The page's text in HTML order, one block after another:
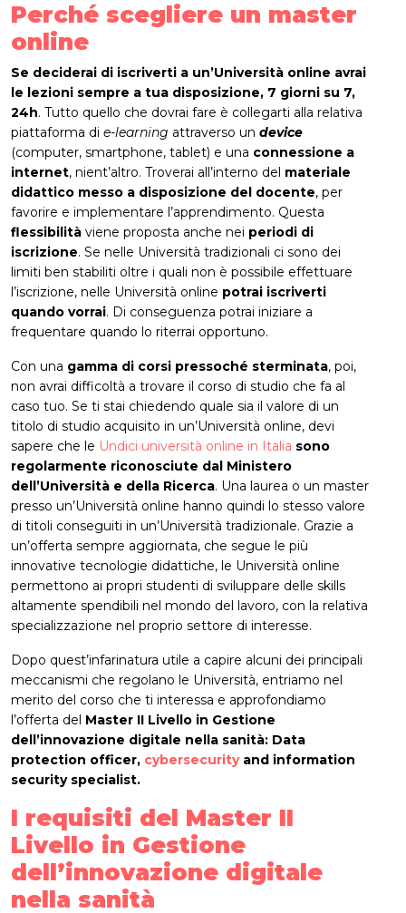
Perché scegliere un master
online
Se deciderai di iscriverti a un’Università online avrai
le lezioni sempre a tua disposizione, 7 giorni su 7,
24h. Tutto quello che dovrai fare è collegarti alla relativa
piattaforma di e-learning attraverso un device
(computer, smartphone, tablet) e una connessione a
internet, nient’altro. Troverai all’interno del materiale
didattico messo a disposizione del docente, per
favorire e implementare l’apprendimento. Questa
flessibilità viene proposta anche nei periodi di
iscrizione. Se nelle Università tradizionali ci sono dei
limiti ben stabiliti oltre i quali non è possibile effettuare
l’iscrizione, nelle Università online potrai iscriverti
quando vorrai. Di conseguenza potrai iniziare a
frequentare quando lo riterrai opportuno.
Con una gamma di corsi pressoché sterminata, poi,
non avrai difficoltà a trovare il corso di studio che fa al
caso tuo. Se ti stai chiedendo quale sia il valore di un
titolo di studio acquisito in un’Università online, devi
sapere che le Undici università online in Italia sono
regolarmente riconosciute dal Ministero
dell’Università e della Ricerca. Una laurea o un master
presso un’Università online hanno quindi lo stesso valore
di titoli conseguiti in un’Università tradizionale. Grazie a
un’offerta sempre aggiornata, che segue le più
innovative tecnologie didattiche, le Università online
permettono ai propri studenti di sviluppare delle skills
altamente spendibili nel mondo del lavoro, con la relativa
specializzazione nel proprio settore di interesse.
Dopo quest’infarinatura utile a capire alcuni dei principali
meccanismi che regolano le Università, entriamo nel
merito del corso che ti interessa e approfondiamo
l’offerta del Master II Livello in Gestione
dell’innovazione digitale nella sanità: Data
protection officer, cybersecurityand information
security specialist.
I requisiti del Master II
Livello in Gestione
dell’innovazione digitale
nella sanità